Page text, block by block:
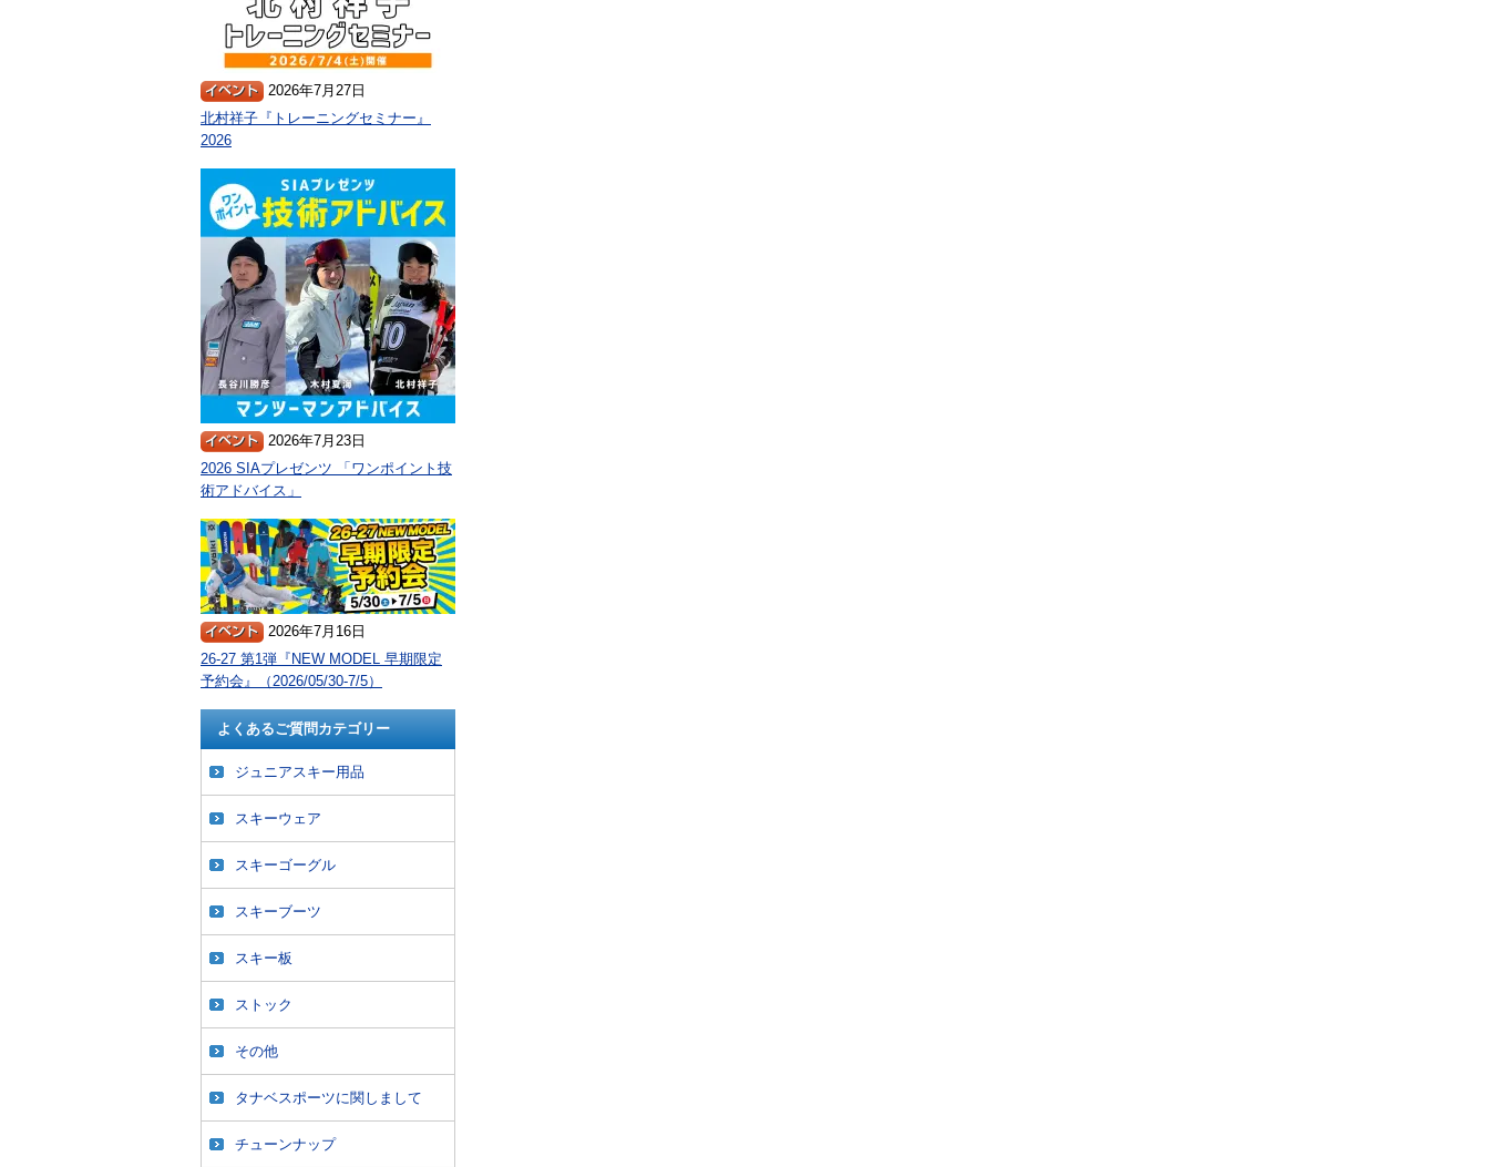
2026年7月27日
北村祥子『トレーニングセミナー』
2026
2026年7月23日
2026 SIAプレゼンツ 「ワンポイント技
術アドバイス」
2026年7月16日
26-27 第1弾『NEW MODEL 早期限定
予約会』（2026/05/30-7/5）
よくあるご質問カテゴリー
ジュニアスキー用品
スキーウェア
スキーゴーグル
スキーブーツ
スキー板
ストック
その他
タナベスポーツに関しまして
チューンナップ